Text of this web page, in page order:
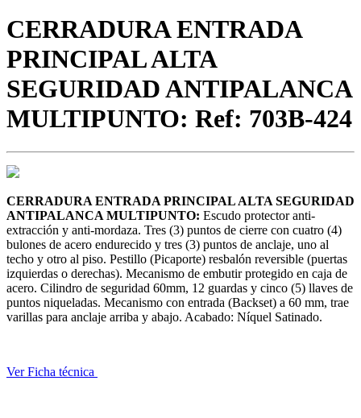
CERRADURA ENTRADA
PRINCIPAL ALTA
SEGURIDAD ANTIPALANCA
MULTIPUNTO: Ref: 703B-424
CERRADURA ENTRADA PRINCIPAL ALTA SEGURIDAD
ANTIPALANCA MULTIPUNTO: Escudo protector anti-
extracción y anti-mordaza. Tres (3) puntos de cierre con cuatro (4)
bulones de acero endurecido y tres (3) puntos de anclaje, uno al
techo y otro al piso. Pestillo (Picaporte) resbalón reversible (puertas
izquierdas o derechas). Mecanismo de embutir protegido en caja de
acero. Cilindro de seguridad 60mm, 12 guardas y cinco (5) llaves de
puntos niqueladas. Mecanismo con entrada (Backset) a 60 mm, trae
varillas para anclaje arriba y abajo. Acabado: Níquel Satinado.
Ver Ficha técnica